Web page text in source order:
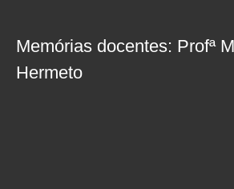
Memórias docentes: Profª
Hermeto